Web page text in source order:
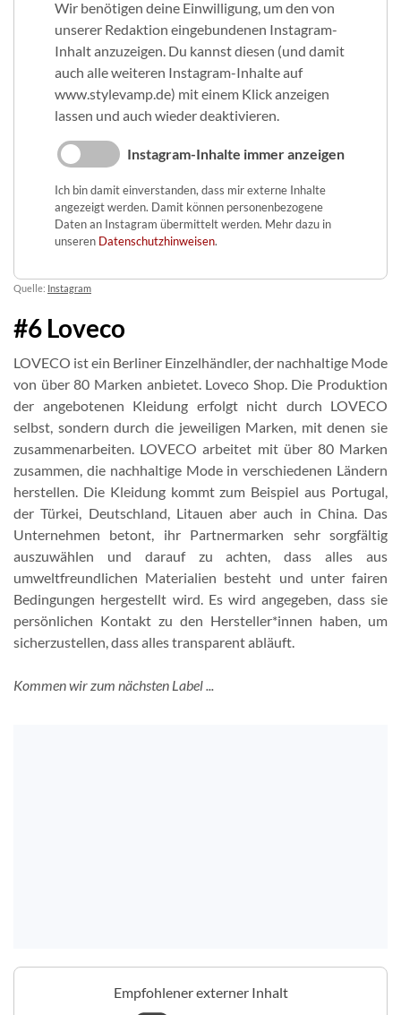
Wir benötigen deine Einwilligung, um den von
unserer Redaktion eingebundenen Instagram-
Inhalt anzuzeigen. Du kannst diesen (und damit
auch alle weiteren Instagram-Inhalte auf
www.stylevamp.de) mit einem Klick anzeigen
lassen und auch wieder deaktivieren.
Instagram-Inhalte immer anzeigen
Ich bin damit einverstanden, dass mir externe Inhalte
angezeigt werden. Damit können personenbezogene
Daten an Instagram übermittelt werden. Mehr dazu in
unseren Datenschutzhinweisen.
Quelle: Instagram
#6 Loveco
LOVECO ist ein Berliner Einzelhändler, der nachhaltige Mode
von über 80 Marken anbietet. Loveco Shop. Die Produktion
der angebotenen Kleidung erfolgt nicht durch LOVECO
selbst, sondern durch die jeweiligen Marken, mit denen sie
zusammenarbeiten. LOVECO arbeitet mit über 80 Marken
zusammen, die nachhaltige Mode in verschiedenen Ländern
herstellen. Die Kleidung kommt zum Beispiel aus Portugal,
der Türkei, Deutschland, Litauen aber auch in China. Das
Unternehmen betont, ihr Partnermarken sehr sorgfältig
auszuwählen und darauf zu achten, dass alles aus
umweltfreundlichen Materialien besteht und unter fairen
Bedingungen hergestellt wird. Es wird angegeben, dass sie
persönlichen Kontakt zu den Hersteller*innen haben, um
sicherzustellen, dass alles transparent abläuft.
Kommen wir zum nächsten Label ...
Empfohlener externer Inhalt